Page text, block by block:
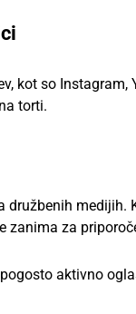
kot so Instagram,
torti.
medijih.
zanima za
aktivno